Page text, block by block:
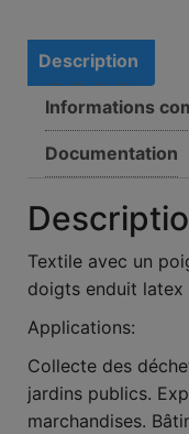
Description
Informations
Documentation
Textile avec un
doigts enduit latex
Applications:
Collecte des
jardins publics.
marchandises.